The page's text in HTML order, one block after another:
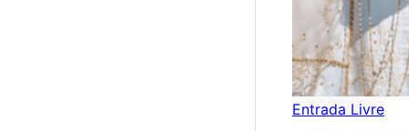
Entrada Livre